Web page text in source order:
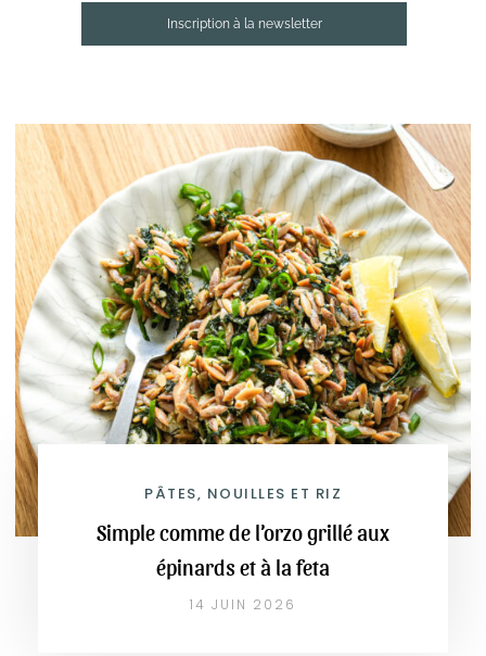
Inscription à la newsletter
PÂTES, NOUILLES ET RIZ
Simple comme de l’orzo grillé aux
épinards et à la feta
14 JUIN 2026